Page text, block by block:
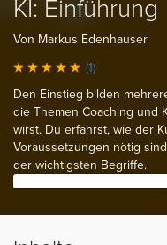
KI: Einführung
Von Markus Edenhauser
(1)
Den Einstieg bilden
die Themen Coaching und
wirst. Du erfährst, wie der
Voraussetzungen nötig
der wichtigsten Begriffe.